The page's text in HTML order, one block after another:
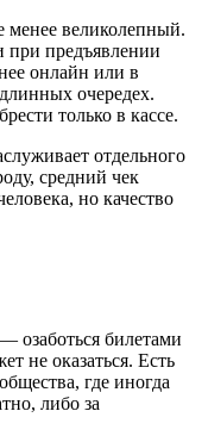
менее великолепный.
при предъявлении
онлайн или в
очередех.
только в кассе.
отдельного
средний чек
но качество
озаботься билетами
не оказаться. Есть
где иногда
либо за